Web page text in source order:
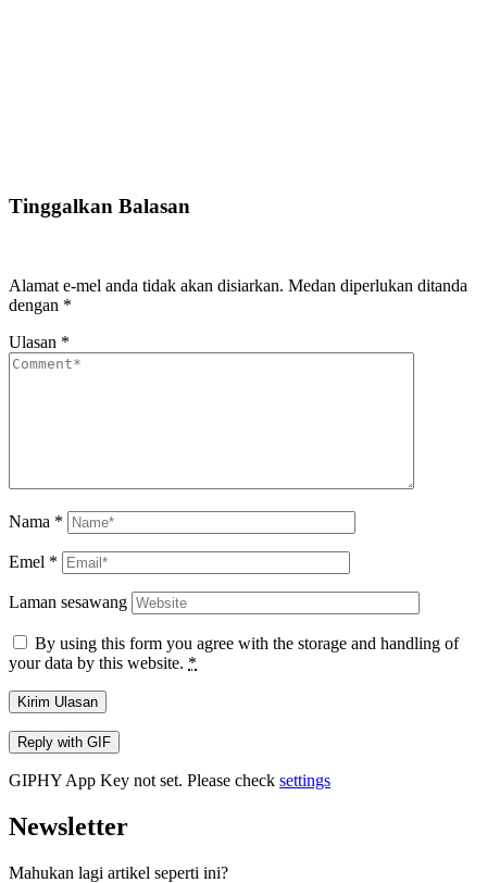
Tinggalkan Balasan
Alamat e-mel anda tidak akan disiarkan. Medan diperlukan ditanda
dengan *
Ulasan *
Nama *
Emel *
Laman sesawang
By using this form you agree with the storage and handling of
your data by this website. *
Kirim Ulasan
Reply with GIF
GIPHY App Key not set. Please check settings
Newsletter
Mahukan lagi artikel seperti ini?